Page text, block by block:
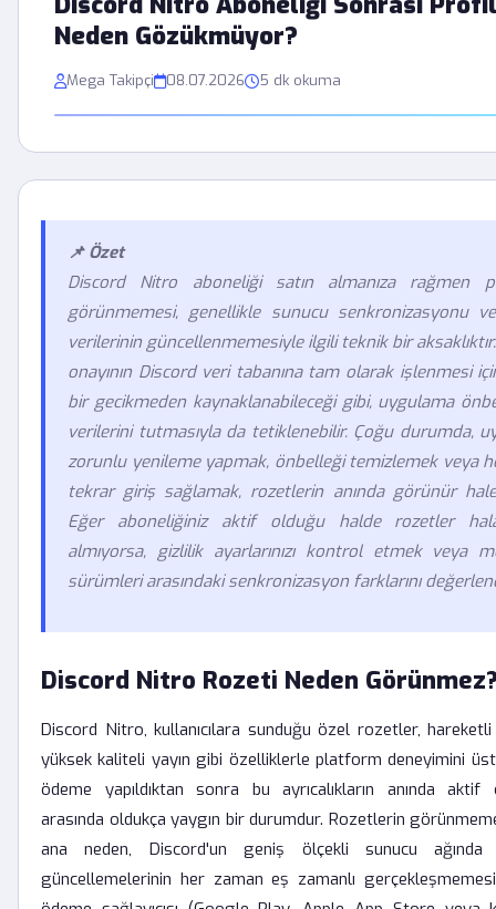
Neden Gözükmüyor?
Mega Takipçi 08.07.2026 5 dk okuma
📌 Özet
Discord Nitro aboneliği satın almanıza rağmen
görünmemesi, genellikle sunucu senkronizasyonu
verilerinin güncellenmemesiyle ilgili teknik bir
onayının Discord veri tabanına tam olarak işlenmesi
bir gecikmeden kaynaklanabileceği gibi, uygulama
verilerini tutmasıyla da tetiklenebilir. Çoğu durumda,
zorunlu yenileme yapmak, önbelleği temizlemek veya
tekrar giriş sağlamak, rozetlerin anında görünür
Eğer aboneliğiniz aktif olduğu halde rozetler
almıyorsa, gizlilik ayarlarınızı kontrol etmek veya
sürümleri arasındaki senkronizasyon farklarını
Discord Nitro Rozeti Neden
Discord Nitro, kullanıcılara sunduğu özel rozetler,
yüksek kaliteli yayın gibi özelliklerle platform deneyimini
ödeme yapıldıktan sonra bu ayrıcalıkların anında aktif
arasında oldukça yaygın bir durumdur. Rozetlerin
ana neden, Discord'un geniş ölçekli sunucu ağında
güncellemelerinin her zaman eş zamanlı